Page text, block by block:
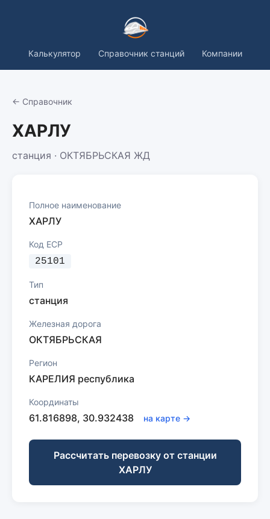
Калькулятор Справочник станций Компании
← Справочник
ХАРЛУ
станция · ОКТЯБРЬСКАЯ ЖД
Полное наименование
ХАРЛУ
Код ЕСР
25101
Тип
станция
Железная дорога
ОКТЯБРЬСКАЯ
Регион
КАРЕЛИЯ республика
Координаты
61.816898, 30.932438 на карте →
Рассчитать перевозку от станции
ХАРЛУ